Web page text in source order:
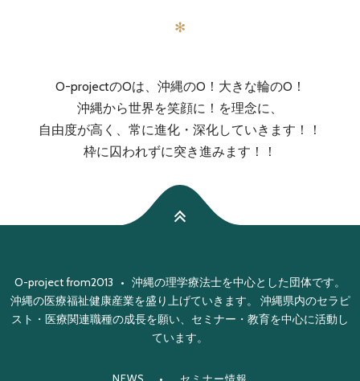
✻
O-projectのOは、沖縄のO！大きな輪のO！
沖縄から世界を笑顔に！を理念に、
自由度が高く、常に進化・深化していきます！！
枠に囚われずに突き進みます！！
O-project from2013 • 沖縄の理学療法士を中心とした団体です。
沖縄の医療福祉健康産業を盛り上げていきます。 沖縄県内のセラピ
スト・医療関連職種の成長を願い、セミナー・教育を中心に活動し
ています。